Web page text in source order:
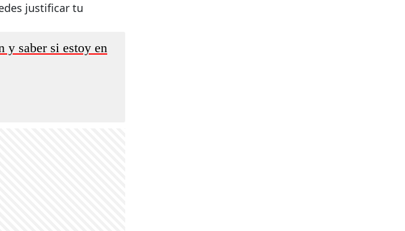
justificar tu
y saber si estoy en